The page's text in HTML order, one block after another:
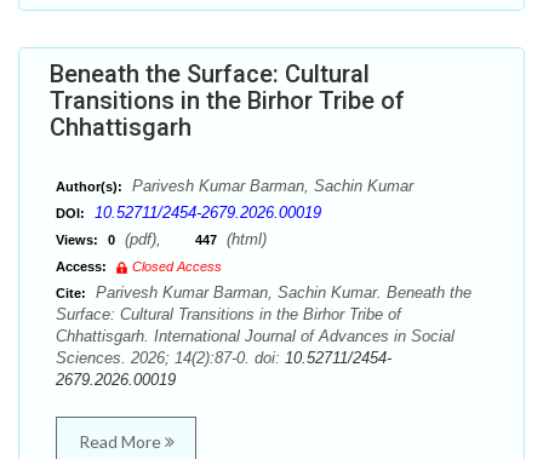
Beneath the Surface: Cultural
Transitions in the Birhor Tribe of
Chhattisgarh
Author(s): Parivesh Kumar Barman, Sachin Kumar
DOI: 10.52711/2454-2679.2026.00019
Views: 0 (pdf), 447 (html)
Access:
Closed Access
Cite:
Parivesh Kumar Barman, Sachin Kumar. Beneath the
Surface: Cultural Transitions in the Birhor Tribe of
Chhattisgarh. International Journal of Advances in Social
Sciences. 2026; 14(2):87-0. doi: 10.52711/2454-
2679.2026.00019
Read More